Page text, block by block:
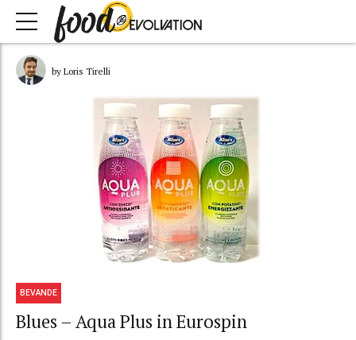
by Loris Tirelli
BEVANDE
Blues – Aqua Plus in Eurospin